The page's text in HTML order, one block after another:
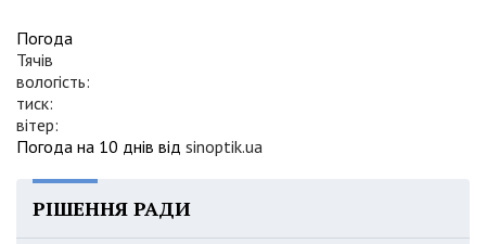
Погода
Тячів
вологість:
тиск:
вітер:
Погода на 10 днів від sinoptik.ua
РІШЕННЯ РАДИ